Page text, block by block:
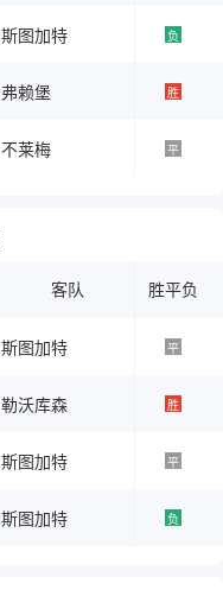
斯图加特 负
弗赖堡 胜
不莱梅 平
客队 胜平负
斯图加特 平
勒沃库森 胜
斯图加特 平
斯图加特 负